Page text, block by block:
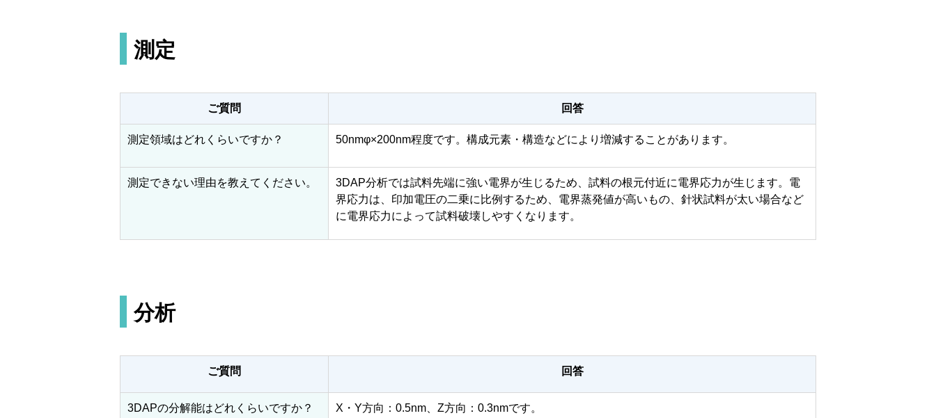
測定
ご質問 回答
測定領域はどれくらいですか？ 50nmφ×200nm程度です。構成元素・構造などにより増減することがあります。
測定できない理由を教えてください。
3DAP分析では試料先端に強い電界が生じるため、試料の根元付近に電界応力が生じます。電
界応力は、印加電圧の二乗に比例するため、電界蒸発値が高いもの、針状試料が太い場合など
に電界応力によって試料破壊しやすくなります。
分析
ご質問 回答
3DAPの分解能はどれくらいですか？ X・Y方向：0.5nm、Z方向：0.3nmです。